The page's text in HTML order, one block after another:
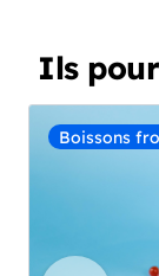
Ils
Boissons